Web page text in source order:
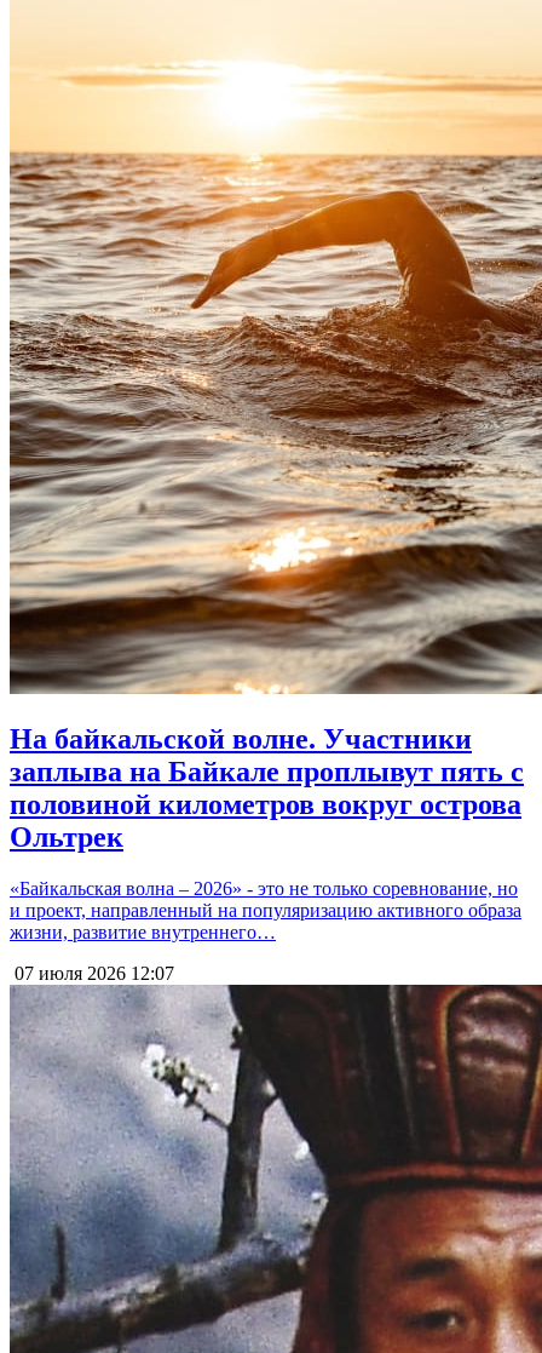
На байкальской волне. Участники
заплыва на Байкале проплывут пять с
половиной километров вокруг острова
Ольтрек
«Байкальская волна – 2026» - это не только соревнование, но
и проект, направленный на популяризацию активного образа
жизни, развитие внутреннего…
07 июля 2026 12:07